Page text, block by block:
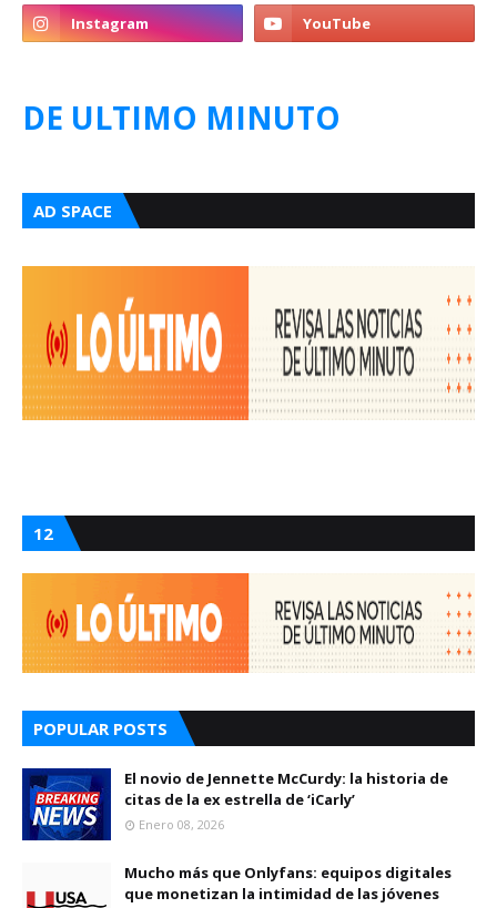
DE ULTIMO MINUTO
AD SPACE
12
POPULAR POSTS
El novio de Jennette McCurdy: la historia de
citas de la ex estrella de ‘iCarly’
Enero 08, 2026
Mucho más que Onlyfans: equipos digitales
que monetizan la intimidad de las jóvenes